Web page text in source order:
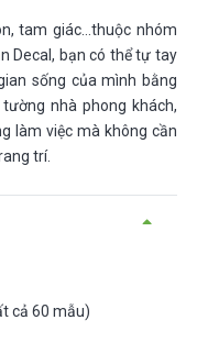
tam giác…thuộc nhóm
Decal, bạn có thể tự tay
sống của mình bằng
nhà phong khách,
làm việc mà không cần
trí.
cả 60 mẫu)